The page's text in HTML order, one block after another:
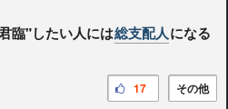
臨"したい人には総支配人になる
その他
17